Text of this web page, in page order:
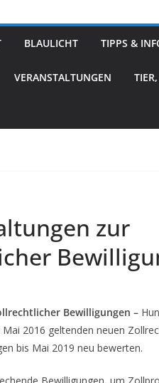
BLAULICHT TIPPS &
VERANSTALTUNGEN
zur
Bewilligungen –
2016 geltenden neuen
bis Mai 2019 neu bewerten.